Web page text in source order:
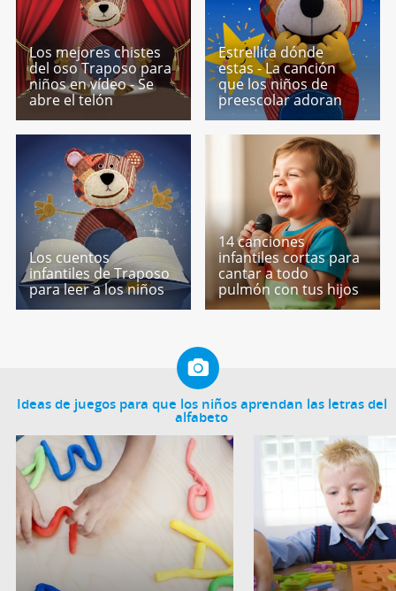
Los mejores chistes
del oso Traposo para
niños en vídeo - Se
abre el telón
Estrellita dónde
estas - La canción
que los niños de
preescolar adoran
Los cuentos
infantiles de Traposo
para leer a los niños
14 canciones
infantiles cortas para
cantar a todo
pulmón con tus hijos
Ideas de juegos para que los niños aprendan las letras del
alfabeto